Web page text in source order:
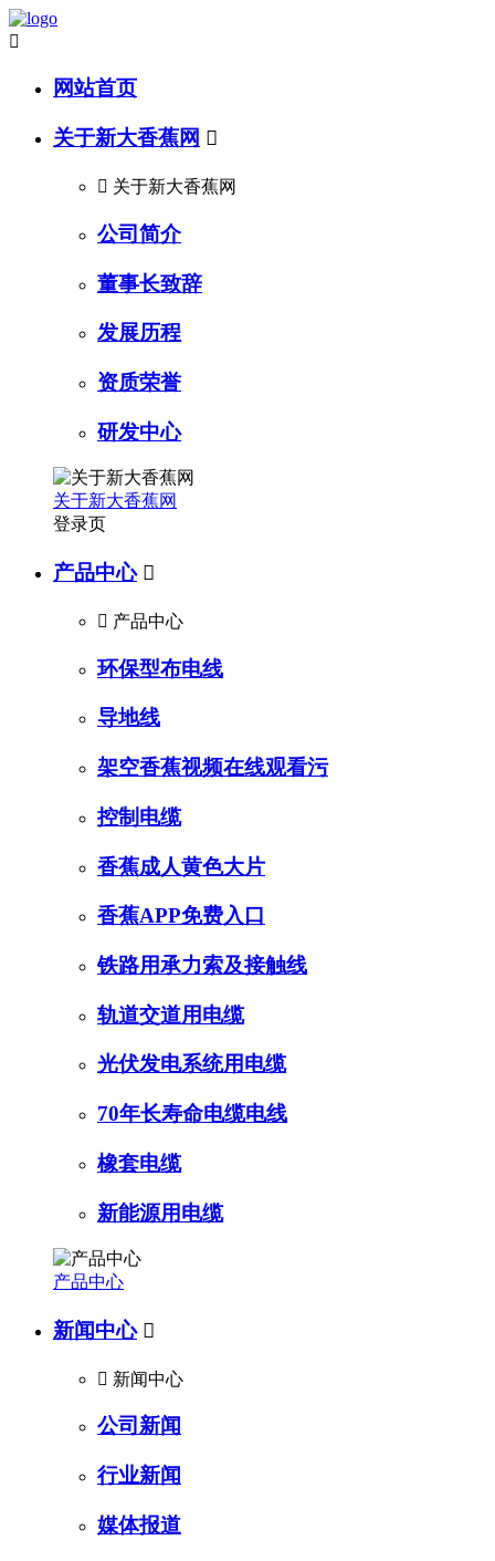

网站首页
关于新大香蕉网 
 关于新大香蕉网
公司简介
董事长致辞
发展历程
资质荣誉
研发中心
关于新大香蕉网
登录页
产品中心 
 产品中心
环保型布电线
导地线
架空香蕉视频在线观看污
控制电缆
香蕉成人黄色大片
香蕉APP免费入口
铁路用承力索及接触线
轨道交道用电缆
光伏发电系统用电缆
70年长寿命电缆电线
橡套电缆
新能源用电缆
产品中心
新闻中心 
 新闻中心
公司新闻
行业新闻
媒体报道